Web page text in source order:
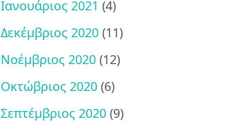
Ιανουάριος 2021 (4)
Δεκέμβριος 2020 (11)
Νοέμβριος 2020 (12)
Οκτώβριος 2020 (6)
Σεπτέμβριος 2020 (9)